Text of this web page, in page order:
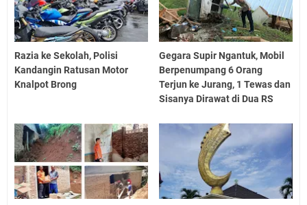
Razia ke Sekolah, Polisi
Kandangin Ratusan Motor
Knalpot Brong
Gegara Supir Ngantuk, Mobil
Berpenumpang 6 Orang
Terjun ke Jurang, 1 Tewas dan
Sisanya Dirawat di Dua RS